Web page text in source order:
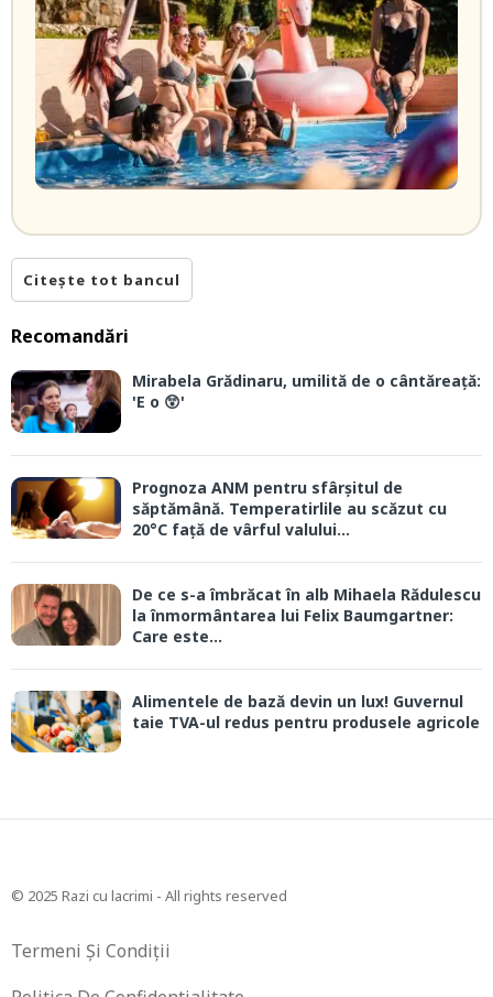
Citește tot bancul
Recomandări
Mirabela Grădinaru, umilită de o cântăreață:
'E o 😲'
Prognoza ANM pentru sfârșitul de
săptămână. Temperatirlile au scăzut cu
20°C față de vârful valului...
De ce s-a îmbrăcat în alb Mihaela Rădulescu
la înmormântarea lui Felix Baumgartner:
Care este...
Alimentele de bază devin un lux! Guvernul
taie TVA-ul redus pentru produsele agricole
© 2025 Razi cu lacrimi - All rights reserved
Termeni Și Condiții